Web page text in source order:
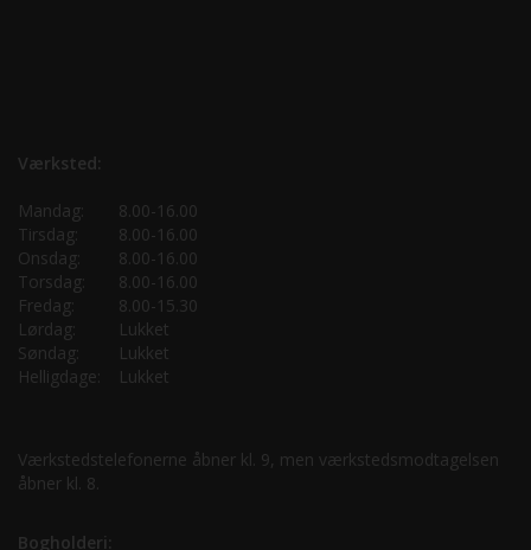
Værksted:
Mandag:
8.00-16.00
Tirsdag:
8.00-16.00
Onsdag:
8.00-16.00
Torsdag:
8.00-16.00
Fredag:
8.00-15.30
Lørdag:
Lukket
Søndag:
Lukket
Helligdage:
Lukket
Værkstedstelefonerne åbner kl. 9, men værkstedsmodtagelsen
åbner kl. 8.
Bogholderi: